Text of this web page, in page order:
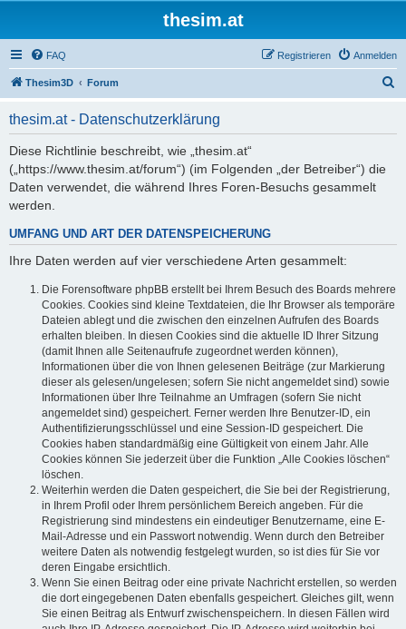
thesim.at
FAQ Anmelden
Registrieren
Thesim3D Forum
thesim.at - Datenschutzerklärung
Diese Richtlinie beschreibt, wie „thesim.at“
(„https://www.thesim.at/forum“) (im Folgenden „der Betreiber“) die
Daten verwendet, die während Ihres Foren-Besuchs gesammelt
werden.
UMFANG UND ART DER DATENSPEICHERUNG
Ihre Daten werden auf vier verschiedene Arten gesammelt:
Die Forensoftware phpBB erstellt bei Ihrem Besuch des Boards mehrere
Cookies. Cookies sind kleine Textdateien, die Ihr Browser als temporäre
Dateien ablegt und die zwischen den einzelnen Aufrufen des Boards
erhalten bleiben. In diesen Cookies sind die aktuelle ID Ihrer Sitzung
(damit Ihnen alle Seitenaufrufe zugeordnet werden können),
Informationen über die von Ihnen gelesenen Beiträge (zur Markierung
dieser als gelesen/ungelesen; sofern Sie nicht angemeldet sind) sowie
Informationen über Ihre Teilnahme an Umfragen (sofern Sie nicht
angemeldet sind) gespeichert. Ferner werden Ihre Benutzer-ID, ein
Authentifizierungsschlüssel und eine Session-ID gespeichert. Die
Cookies haben standardmäßig eine Gültigkeit von einem Jahr. Alle
Cookies können Sie jederzeit über die Funktion „Alle Cookies löschen“
löschen.
Weiterhin werden die Daten gespeichert, die Sie bei der Registrierung,
in Ihrem Profil oder Ihrem persönlichem Bereich angeben. Für die
Registrierung sind mindestens ein eindeutiger Benutzername, eine E-
Mail-Adresse und ein Passwort notwendig. Wenn durch den Betreiber
weitere Daten als notwendig festgelegt wurden, so ist dies für Sie vor
deren Eingabe ersichtlich.
Wenn Sie einen Beitrag oder eine private Nachricht erstellen, so werden
die dort eingegebenen Daten ebenfalls gespeichert. Gleiches gilt, wenn
Sie einen Beitrag als Entwurf zwischenspeichern. In diesen Fällen wird